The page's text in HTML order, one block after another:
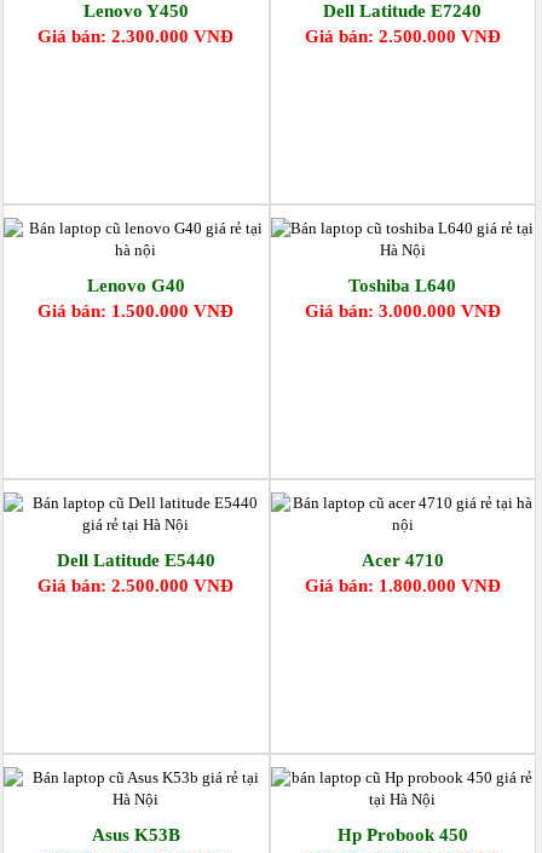
Lenovo Y450
Giá bán: 2.300.000 VNĐ
Dell Latitude E7240
Giá bán: 2.500.000 VNĐ
Lenovo G40
Giá bán: 1.500.000 VNĐ
Toshiba L640
Giá bán: 3.000.000 VNĐ
Dell Latitude E5440
Giá bán: 2.500.000 VNĐ
Acer 4710
Giá bán: 1.800.000 VNĐ
Asus K53B
Hp Probook 450